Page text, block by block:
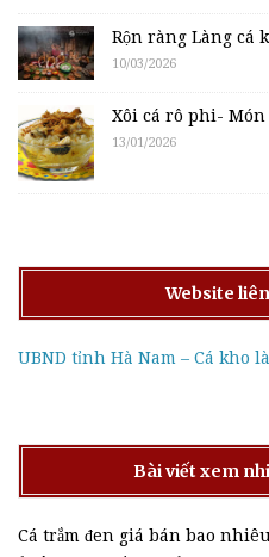
Rộn ràng Làng cá
10/03/2026
Xôi cá rô phi- Món
13/01/2026
Website
UBND tỉnh Hà Nam – Cá kho
Bài viết xem
Cá trắm đen giá bán bao